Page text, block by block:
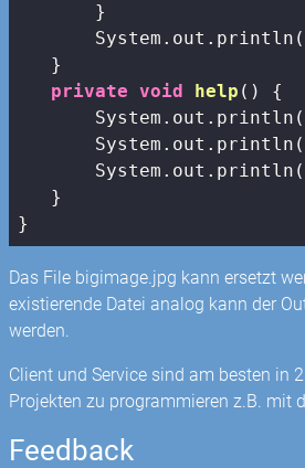
       }
       System.out.println(
   }
private void help ()
{
       System.out.println(
       System.out.println(
       System.out.println(
   }
Das File bigimage.jpg kann ersetzt
existierende Datei analog kann der
werden.
Client und Service sind am besten in
Projekten zu programmieren z.B. mit
Feedback